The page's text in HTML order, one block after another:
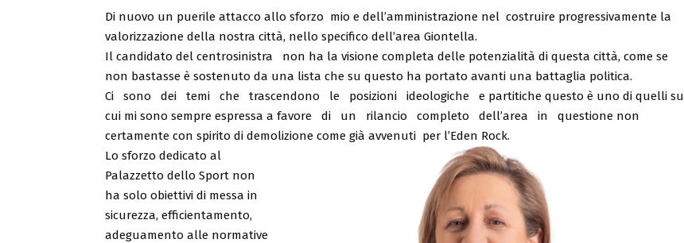
Di nuovo un puerile attacco allo sforzo mio e dell’amministrazione nel costruire progressivamente la
valorizzazione della nostra città, nello specifico dell’area Giontella.
Il candidato del centrosinistra non ha la visione completa delle potenzialità di questa città, come se
non bastasse è sostenuto da una lista che su questo ha portato avanti una battaglia politica.
Ci sono dei temi che trascendono le posizioni ideologiche e partitiche questo è uno di quelli su
cui mi sono sempre espressa a favore di un rilancio completo dell’area in questione non
certamente con spirito di demolizione come già avvenuti per l’Eden Rock.
Lo sforzo dedicato al
Palazzetto dello Sport non
ha solo obiettivi di messa in
sicurezza, efficientamento,
adeguamento alle normative